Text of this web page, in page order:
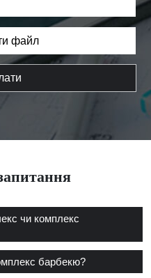
файл
чи комплекс
барбекю?